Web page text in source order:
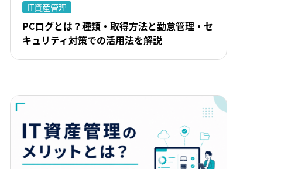
IT資産管理
PCログとは？種類・取得方法と勤怠管理・セ
キュリティ対策での活用法を解説